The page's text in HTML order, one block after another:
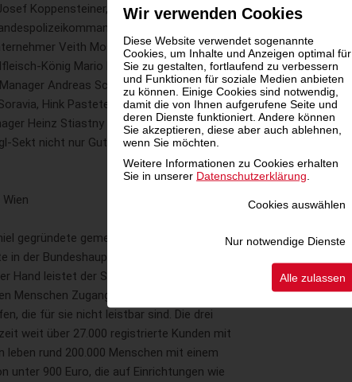
Wir verwenden Cookies
Diese Website verwendet sogenannte
Cookies, um Inhalte und Anzeigen optimal für
Sie zu gestalten, fortlaufend zu verbessern
und Funktionen für soziale Medien anbieten
zu können. Einige Cookies sind notwendig,
damit die von Ihnen aufgerufene Seite und
deren Dienste funktioniert. Andere können
Sie akzeptieren, diese aber auch ablehnen,
wenn Sie möchten.
Weitere Informationen zu Cookies erhalten
Sie in unserer Datenschutzerklärung
Cookies auswählen
Nur notwendige Dienste
Alle zulassen
Koppensteiner, Unternehmer Erwin Kotanyi,
Karl Mahrer, John
Veith Moser, Baumax-Vorstand
König Mario Plachutta, Star-Jursi
Andreas Schwerla, Bariton Daniel
Hink Pasteten-Boss Peter Spak, café+co
Heinz Stiastny angekündigt, um Ihr Gebot
Sekt nicht nur Gutes zu tun, sondern auch
gegründete gemeinnützige Verein Sozialmarkt
in der Bundeshauptstadt. Ohne jegliche
Hand leistet der Sozialmarkt Wien damit einen
Menschen Zugang zu Konsumgütern des
die für sie nicht leistbar sind. Die drei
weit über 27.000 registrierte Kunden mit
leben rund 200.000 Menschen mit einem
unter 900 Euro, die auf Einrichtungen wie